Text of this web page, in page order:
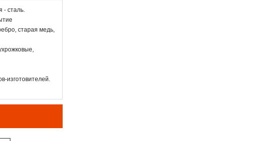
- сталь.
старая медь,
изготовителей.